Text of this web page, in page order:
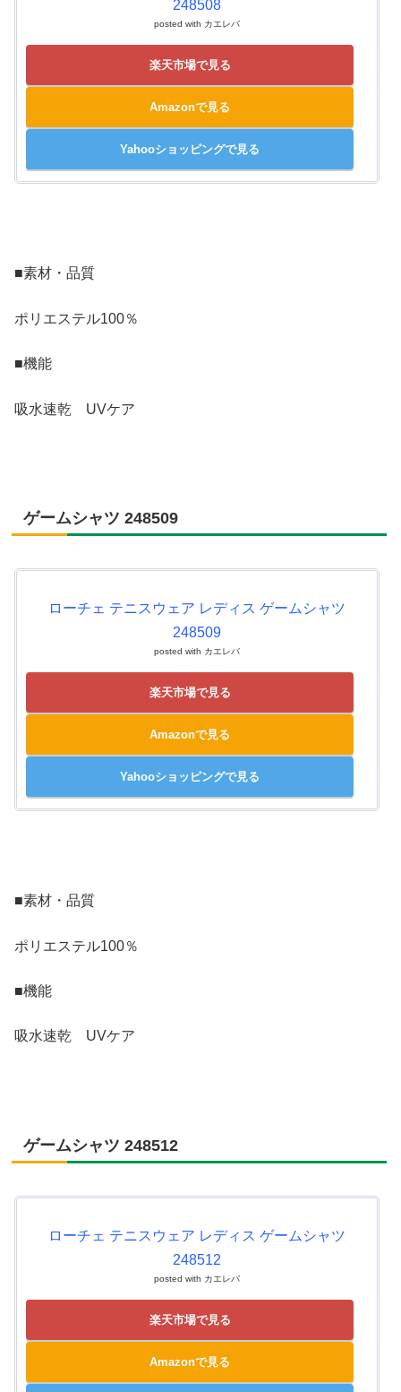
248508
posted with カエレバ
楽天市場で見る
Amazonで見る
Yahooショッピングで見る
■素材・品質
ポリエステル100％
■機能
吸水速乾 UVケア
ゲームシャツ 248509
ローチェ テニスウェア レディス ゲームシャツ
248509
posted with カエレバ
楽天市場で見る
Amazonで見る
Yahooショッピングで見る
■素材・品質
ポリエステル100％
■機能
吸水速乾 UVケア
ゲームシャツ 248512
ローチェ テニスウェア レディス ゲームシャツ
248512
posted with カエレバ
楽天市場で見る
Amazonで見る